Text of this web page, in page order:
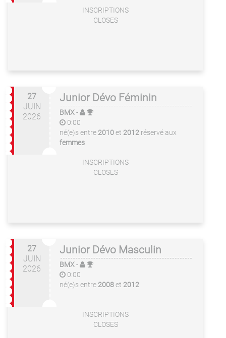
INSCRIPTIONS
CLOSES
27
JUIN
2026
Junior Dévo Féminin
BMX-
0:00
né(e)s entre 2010et 2012 réservé aux
femmes
INSCRIPTIONS
CLOSES
27
JUIN
2026
Junior Dévo Masculin
BMX-
0:00
né(e)s entre 2008et 2012
INSCRIPTIONS
CLOSES